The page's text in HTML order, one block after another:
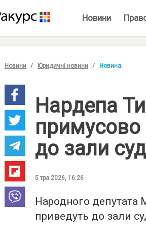
Новини
Новини Юридичні новини Новина
Нардепа
примусово
до зали
5 тра 2026, 16:26
Народного
приведуть до зали